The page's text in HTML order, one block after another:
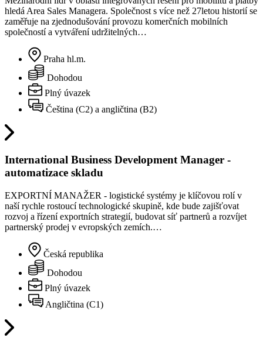
hledá Area Sales Managera. Společnost s více než 27letou historií se
zaměřuje na zjednodušování provozu komerčních mobilních
společností a vytváření udržitelných…
Praha hl.m.
Dohodou
Plný úvazek
Čeština (C2) a angličtina (B2)
International Business Development Manager -
automatizace skladu
EXPORTNÍ MANAŽER - logistické systémy je klíčovou rolí v
naší rychle rostoucí technologické skupině, kde bude zajišťovat
rozvoj a řízení exportních strategií, budovat síť partnerů a rozvíjet
partnerský prodej v evropských zemích.…
Česká republika
Dohodou
Plný úvazek
Angličtina (C1)